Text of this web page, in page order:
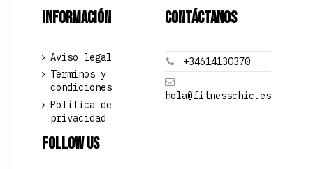
Información
Aviso legal
Términos y
condiciones
Política de
privacidad
Contáctanos
+34614130370
hola@fitnesschic.es
Follow us